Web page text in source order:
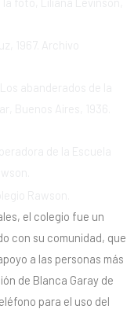
el colegio fue un
con su comunidad, que
a las personas más
de Blanca Garay de
para el uso del